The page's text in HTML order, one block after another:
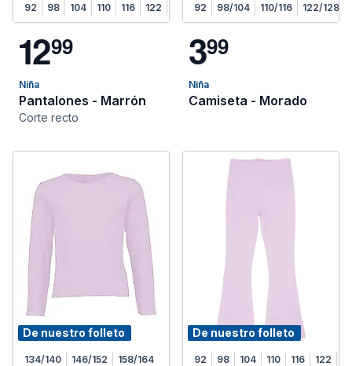
92 98 104 110 116 122
1299
Niña
Pantalones - Marrón
Corte recto
92 98/104 110/116 122/128
399
Niña
Camiseta - Morado
De nuestro folleto
134/140 146/152 158/164
De nuestro folleto
92 98 104 110 116 122